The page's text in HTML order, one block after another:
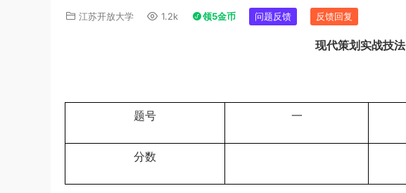
江苏开放大学 1.2k 领5金币 问题反馈 反馈回复
现代策划实战技法
题号 一
分数
9小时前
9小时前
签到打卡，获得1元奖励
2009年黑龙江省申论